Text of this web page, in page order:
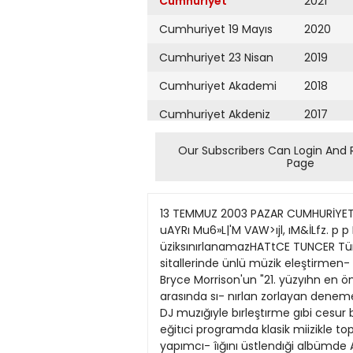
Cumhuriyet 19 Mayıs
Cumhuriyet 23 Nisan
Cumhuriyet Akademi
Cumhuriyet Akdeniz
Cumhuriyet Alışveriş
Cumhuriyet Ankara
Cumhuriyet Büyük
Taaruz
Cumhuriyet
Cumartesi
Cumhuriyet Çevre
2020
2019
2018
2017
2016
2015
2013
2012
2011
2010
2009
Our Subscribers Can Login And
Page
13 TEMMUZ 2003 PAZAR CUMHURİYET SAYFA MUZİK .. ABDÜLCANBAZ PETROL SAVAŞLARI TURHAN SELÇUK UM fjû^.OOO HA7TA TÜFIK v£ 31.000 uAYRı Mu6»L|'M VAW>ıjl, ıM&İLfz. p p E VE OtAPAK Piyanist-besteci Mehmet Okonşar, yalnızca iyi-kötü ayrımı yapıyor üziksınırlanamazHATtCE TUNCER Türkıye'nın en önemlı klasık pı- yanistlerinden bin olan Mehmet Okonşar, yurtdışındaki konser ve re- sitallerinde ünlü müzik eleştirmen- lennden övgüler almış bir sanatçı- mız. Gramophone dergısının iinlü îngılız eleştirmenı pıyanist Bryce Morrison'un "21. yüzyıhn en önem- li pnanistkri arasına girecek" dedı- ği Mehmet Okonşar, vırtüözlük ka- nyen kadar müzık türlen arasında sı- nırlan zorlayan denemelenyle de ıl- gi çekıyor Geçen eyliil ayında "Aya Irini Badı Günleri"nde büyük bestecınin eser- lenni DJ muzığıyle bırleştırme gıbi cesur bir yakJaşımda bulunan Okon- şar, TRT 2 'de yayımlanan "Müzik Teknolojisi'' adlı bir dızı belgesel ve eğitıci programda klasik miizikle toplum arasında önemlı bir bağ kur- du. Okonşar son olarak ünlü caz pi- yanısti Kerem Görsev'ın yapımcı- îığını üstlendıği albümde Amerika- lı besteci GeorgeGershvvin'ın eser- lenni yorumladı. Okonşar, "Plays GershwnT albü- münde. "Rhapsodi in Blue-Mavi RapsodF'yle bırlıkte Gershwın'ın 21 esennı klasıkle cazı harmanlaya- rak sunuyor. Sınırları sevmlyor Henüz 11 yaşındayken beste yap- maya başlayan Okonşar, Ankara Devlet Konservatuvan'ndan sonra devlet bursu ıle Bniksel Krahyet Konsenatuvan'nda eğıtım gördü. 1982"de Anvers Uluslararası Genç Virtüözler Yarışmasf nda birincılık. 1989'da Parıs J.S.Bach Yarışma- sı'nda ıkincılık, Roma'da Chopın Derneği'nın düzenlediği "Uluslara- rası Etruira Ödülü Yanşması M nda bınncılik ve altın plaket kazanan sa- natçının, 1991 'de ABD'nın Utah eyaletınde bin yüz pıyanistın katıl- dığı "Gina Bachauer" yanşmasın- dakı yan fınal resıtalinın kayıtlan "Salt A LakeCity Lrve" adıyla Tür- kıye'de yayımlandı. Belçıka'da "Uhıs- lararası Çağdaş SanaÜar Akademi- s"nin düzenlediğı yanşmada kom- pozisyon dalında bırincilık kazanan Okonşar, Parıs, \ew York, Tokyo gıbı bırçok şehirde ünlü konser sa- lonlannda verdığı resıtallerdeki öz- gün yorumlanyla birçok makaleye konu oldu. Bachgününde pjpartlsl Eşı ressam Lale Okonşar ıle kur- duğu LMO kayıt stüdyosunda Kül- tür Bakanlığrnın katkılanyla dört CDden oluşan Bach 2000 serisıru çı- karan Okonşar, önümüzdekı eylül ayında Bach-DJpartısını yenılıkJerle bir kez daha sunmaya hazırlanıyor: "Bach günlerindeyine DJ partisi